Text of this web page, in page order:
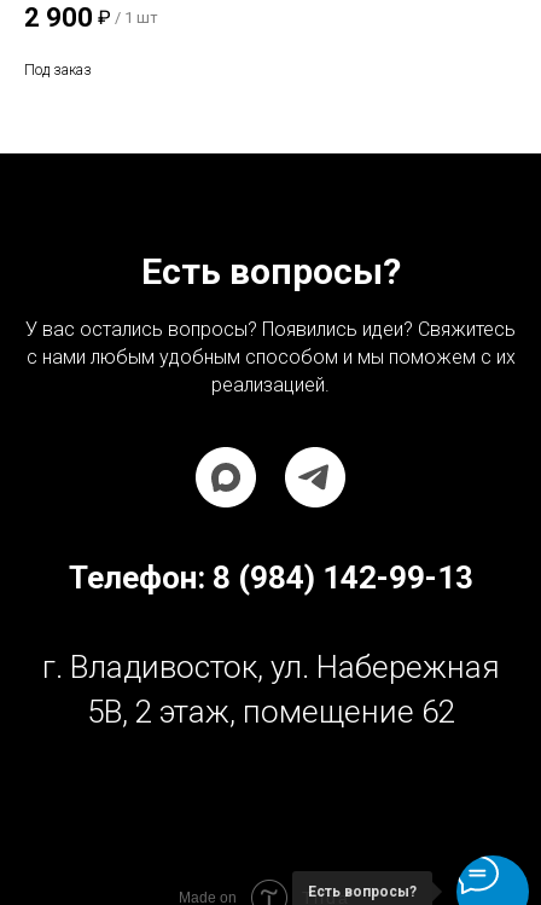
2 900 ₽ / 1 шт
Под заказ
Есть вопросы?
У вас остались вопросы? Появились идеи? Свяжитесь
с нами любым удобным способом и мы поможем с их
реализацией.
Телефон: 8 (984) 142-99-13
г. Владивосток, ул. Набережная
5В, 2 этаж, помещение 62
Есть вопросы?
Made on Tilda